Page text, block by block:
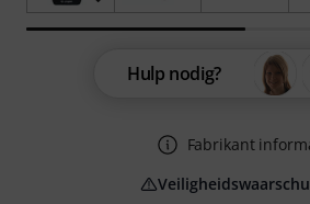
Hulp nodig?
Fabrikant